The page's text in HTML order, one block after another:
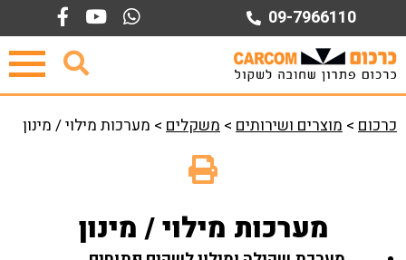
to
content
09-7966110
כרכום > מוצרים ושירותים > משקלים > מערכות מילוי / מינון
מערכות מילוי / מינון